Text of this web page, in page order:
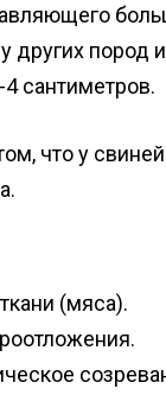
других пород
сантиметров.
что у
(мяса).